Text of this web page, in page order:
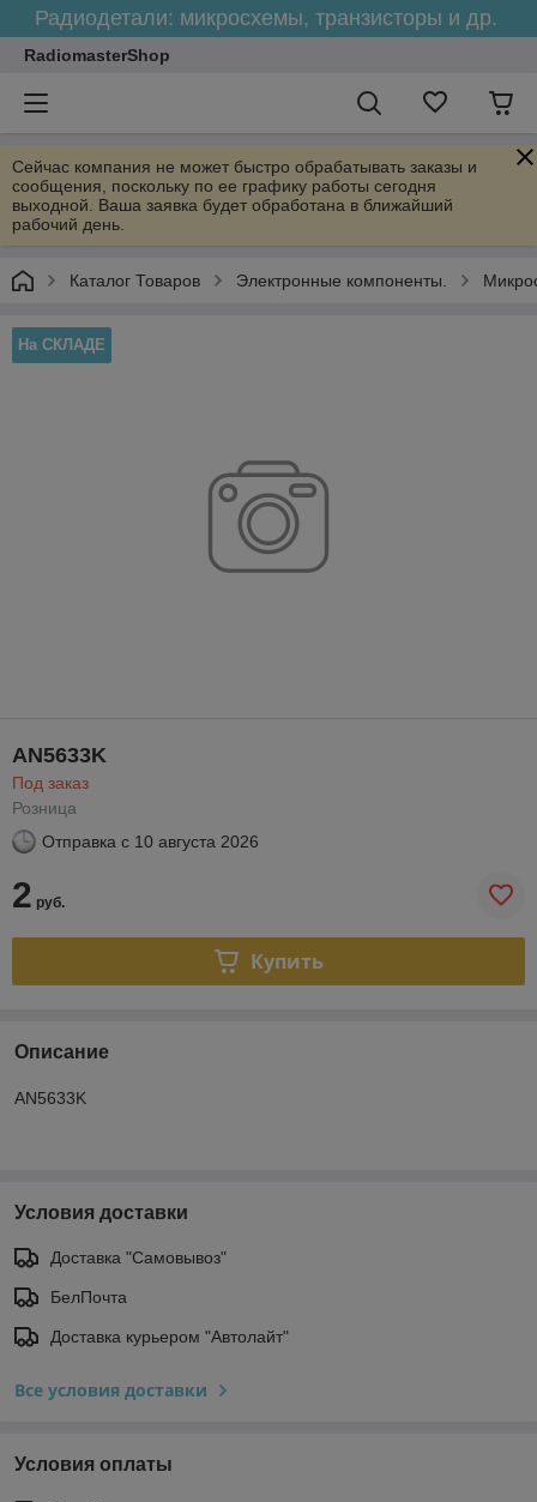
Радиодетали: микросхемы, транзисторы и др.
RadiomasterShop
Сейчас компания не может быстро обрабатывать заказы и
сообщения, поскольку по ее графику работы сегодня
выходной. Ваша заявка будет обработана в ближайший
рабочий день.
Каталог Товаров Электронные компоненты.
На СКЛАДЕ
AN5633K
Под заказ
Розница
Отправка с 10 августа 2026
2 руб.
Купить
Описание
AN5633K
Условия доставки
Доставка "Самовывоз"
БелПочта
Доставка курьером "Автолайт"
Все условия доставки
Условия оплаты